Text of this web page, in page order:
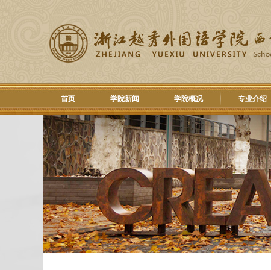
首页 学院新闻 学院概况 专业介绍